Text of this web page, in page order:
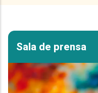
Sala de prensa